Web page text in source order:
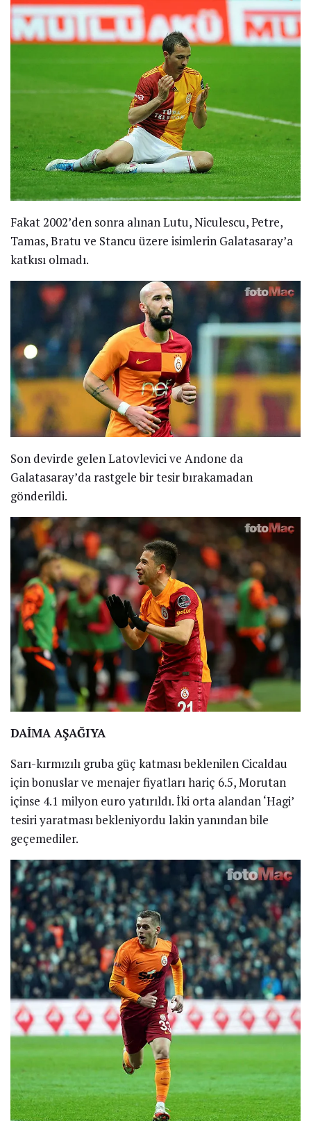
Fakat 2002’den sonra alınan Lutu, Niculescu, Petre,
Tamas, Bratu ve Stancu üzere isimlerin Galatasaray’a
katkısı olmadı.
Son devirde gelen Latovlevici ve Andone da
Galatasaray’da rastgele bir tesir bırakamadan
gönderildi.
DAİMA AŞAĞIYA
Sarı-kırmızılı gruba güç katması beklenilen Cicaldau
için bonuslar ve menajer fiyatları hariç 6.5, Morutan
içinse 4.1 milyon euro yatırıldı. İki orta alandan ‘Hagi’
tesiri yaratması bekleniyordu lakin yanından bile
geçemediler.